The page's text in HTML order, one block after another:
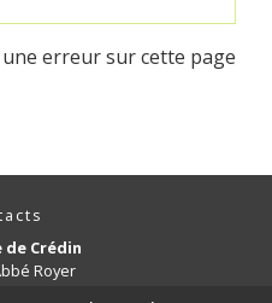
erreur sur cette page
de Crédin
Royer